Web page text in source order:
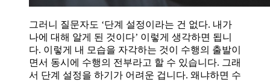
그러니 질문자도 ‘단계 설정이라는 건 없다. 내가
나에 대해 알게 된 것이다’ 이렇게 생각하면 됩니
다. 이렇게 내 모습을 자각하는 것이 수행의 출발이
면서 동시에 수행의 전부라고 할 수 있습니다. 그래
서 단계 설정을 하기가 어려운 겁니다. 왜냐하면 수